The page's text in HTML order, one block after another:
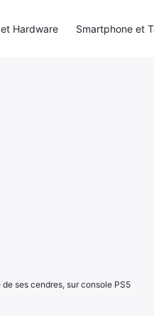
ses cendres, sur console PS5
et Hardware Smartphone et